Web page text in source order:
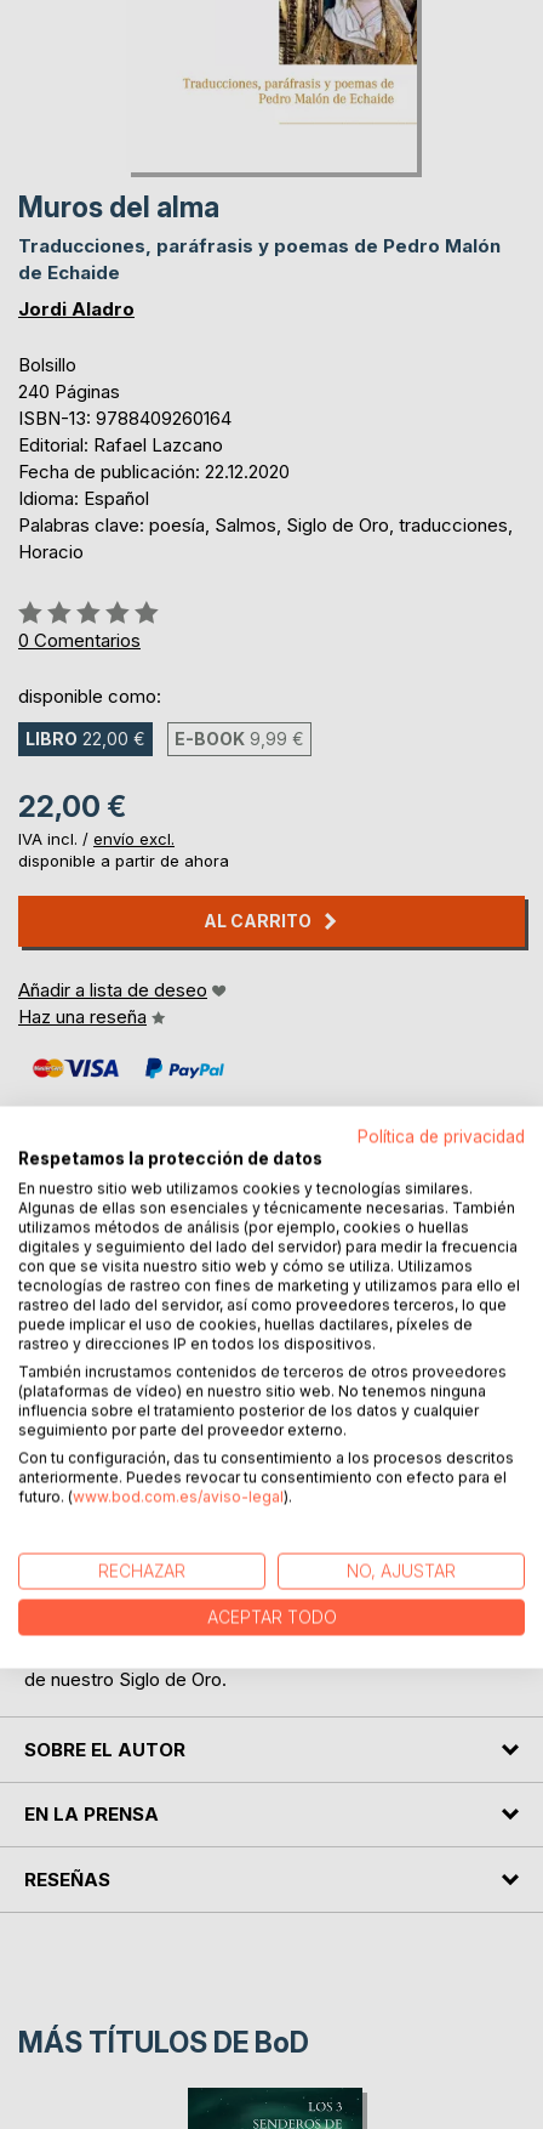
Muros del alma
Traducciones, paráfrasis y poemas de Pedro Malón
de Echaide
Jordi Aladro
Bolsillo
240 Páginas
ISBN-13: 9788409260164
Editorial: Rafael Lazcano
Fecha de publicación: 22.12.2020
Idioma: Español
Palabras clave: poesía, Salmos, Siglo de Oro, traducciones,
Horacio
Rating:
0%
0 Comentarios
disponible como:
LIBRO 22,00 € E-BOOK 9,99 €
22,00 €
IVA incl. / envío excl.
disponible a partir de ahora
AL CARRITO
Añadir a lista de deseo
Haz una reseña
DESCRIPCIÓN
Pedro Malón de Echaide (1530-1589), autor de la inmortal
obra 'La conversión de la Magdalena' (Barcelona, 1588),
se formó en plena ebullición del humanismo del siglo XVI y
alcanzó elevadas cimas como predicador renacentista,
catedrático en las Universidades de Huesca y Zaragoza,
escritor y poeta. Este libro ofrece un estudio
pormenorizado de la poética maloniana en el contexto de
su trayectoria biográfica, y el 'corpus poético' de Malón,
formado de poemas originales, traducciones de poetas
clásicos (Ovidio, Virgilio, Gabriel Fiamma, Juan de Mena), y
la mezcla del lenguaje popular con el culto, formando un
estudio muy peculiar, el poderío o la dulzura de la
expresión, según lo exige la traducción poética, hace de la
poesía de las paráfrasis de Malón ejemplos dignos de loa,
de nuestro Siglo de Oro.
SOBRE EL AUTOR
EN LA PRENSA
RESEÑAS
MÁS TÍTULOS DE BoD
Política de privacidad
Respetamos la protección de datos
En nuestro sitio web utilizamos cookies y tecnologías similares.
Algunas de ellas son esenciales y técnicamente necesarias. También
utilizamos métodos de análisis (por ejemplo, cookies o huellas
digitales y seguimiento del lado del servidor) para medir la frecuencia
con que se visita nuestro sitio web y cómo se utiliza. Utilizamos
tecnologías de rastreo con fines de marketing y utilizamos para ello el
rastreo del lado del servidor, así como proveedores terceros, lo que
puede implicar el uso de cookies, huellas dactilares, píxeles de
rastreo y direcciones IP en todos los dispositivos.
También incrustamos contenidos de terceros de otros proveedores
(plataformas de vídeo) en nuestro sitio web. No tenemos ninguna
influencia sobre el tratamiento posterior de los datos y cualquier
seguimiento por parte del proveedor externo.
Con tu configuración, das tu consentimiento a los procesos descritos
anteriormente. Puedes revocar tu consentimiento con efecto para el
futuro. (www.bod.com.es/aviso-legal).
RECHAZAR NO, AJUSTAR
ACEPTAR TODO